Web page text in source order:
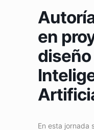
en
En esta jornada